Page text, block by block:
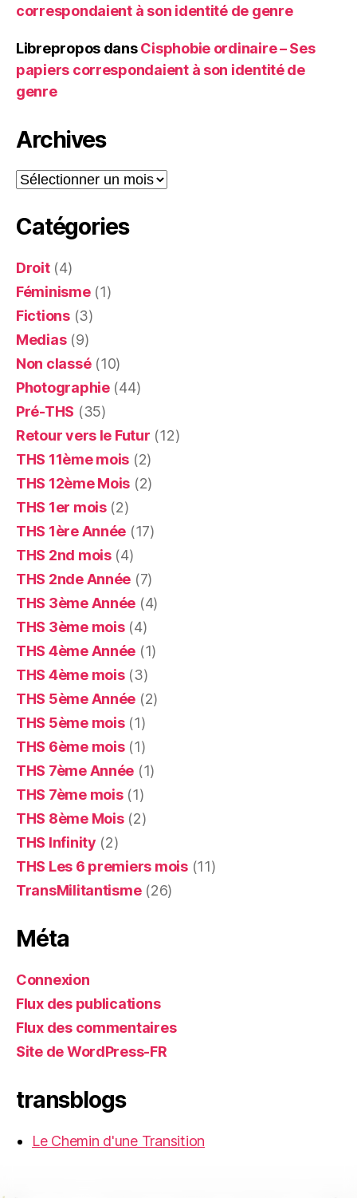
correspondaient à son identité de genre
Librepropos dansCisphobie ordinaire – Ses
papiers correspondaient à son identité de
genre
Archives
Archives
Catégories
Droit(4)
Féminisme(1)
Fictions(3)
Medias(9)
Non classé(10)
Photographie(44)
Pré-THS (35)
Retour vers le Futur (12)
THS 11ème mois (2)
THS 12ème Mois (2)
THS 1er mois(2)
THS 1ère Année (17)
THS 2nd mois(4)
THS 2nde Année (7)
THS 3ème Année (4)
THS 3ème mois(4)
THS 4ème Année (1)
THS 4ème mois(3)
THS 5ème Année (2)
THS 5ème mois(1)
THS 6ème mois(1)
THS 7ème Année (1)
THS 7ème mois(1)
THS 8ème Mois(2)
THS Infinity (2)
THS Les 6 premiers mois(11)
TransMilitantisme(26)
Méta
Connexion
Flux des publications
Flux des commentaires
Site de WordPress-FR
transblogs
Le Chemin d'une Transition